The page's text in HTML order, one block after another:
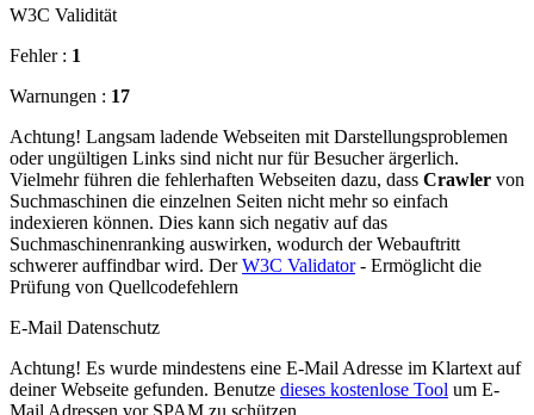
W3C Validität
Fehler : 1
Warnungen : 17
Achtung! Langsam ladende Webseiten mit Darstellungsproblemen
oder ungültigen Links sind nicht nur für Besucher ärgerlich.
Vielmehr führen die fehlerhaften Webseiten dazu, dass Crawler von
Suchmaschinen die einzelnen Seiten nicht mehr so einfach
indexieren können. Dies kann sich negativ auf das
Suchmaschinenranking auswirken, wodurch der Webauftritt
schwerer auffindbar wird. DerW3C Validator- Ermöglicht die
Prüfung von Quellcodefehlern
E-Mail Datenschutz
Achtung! Es wurde mindestens eine E-Mail Adresse im Klartext auf
deiner Webseite gefunden. Benutze dieses kostenlose Tool um E-
Mail Adressen vor SPAM zu schützen.